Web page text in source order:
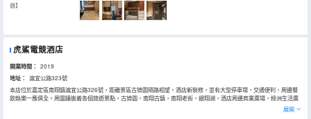
器】
虎鯊電競酒店
開業時間： 2019
地址：
滬宜公路323號
本店位於嘉定區南翔鎮滬宜公路326號，距離景區古猗園隔路相望。酒店新裝修，並有大型停車場，交通便利，周邊餐
飲娛樂一應俱全。周圍鑲嵌着各個旅遊景點，古猗園，南翔古鎮，南翔老街，銀翔湖，酒店周邊商業廣場，綠洲生活廣
場，駿豐`嘉天下休閒廣場，中冶祥騰城市廣場，南翔太茂廣場，商業廣場的組成方便了購物，飲食，遊玩。酒店以時
尚、自助、舒適的服務理念用心服務每一位尊貴的客人， 具體路線： 上海火車站：步行乘坐滬唐專線大概50分鐘到達
展開